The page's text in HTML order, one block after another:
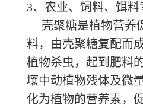
3、农业、饲料、饵
壳聚糖是植物营养
料，由壳聚糖复配而
植物杀虫，起到肥料
壤中动植物残体及微
化为植物的营养素，